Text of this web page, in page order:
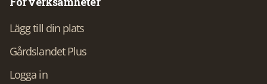
Lägg till din plats
Gårdslandet Plus
Logga in